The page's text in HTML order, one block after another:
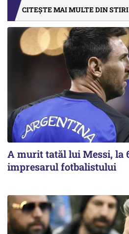
CITEȘTE MAI MULTE DIN STIRI
A murit tatăl lui Messi, la
impresarul fotbalistului